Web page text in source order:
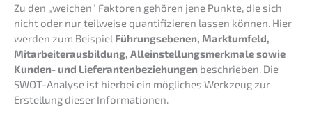
Zu den „weichen“ Fakto­ren gehören jene Punkte, die sich
nicht oder nur teilwei­se quanti­fi­zie­ren lassen können. Hier
werden zum Beispiel Führungs­ebe­nen, Markt­um­feld,
Mitar­bei­ter­aus­bil­dung, Allein­stel­lungs­merk­ma­le sowie
Kunden- und Liefe­ran­ten­be­zie­hun­gen beschrie­ben. Die
SWOT-Analy­se ist hierbei ein mögli­ches Werkzeug zur
Erstel­lung dieser Informationen.